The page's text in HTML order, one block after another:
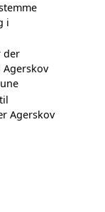
i
der
Agerskov